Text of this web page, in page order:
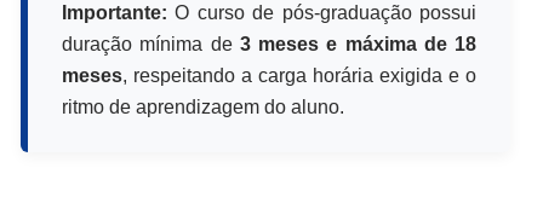
Importante: O curso de pós-graduação possui
duração mínima de 3 meses e máxima de 18
meses, respeitando a carga horária exigida e o
ritmo de aprendizagem do aluno.